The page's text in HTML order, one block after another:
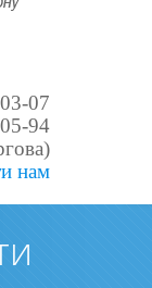
07
94
нам